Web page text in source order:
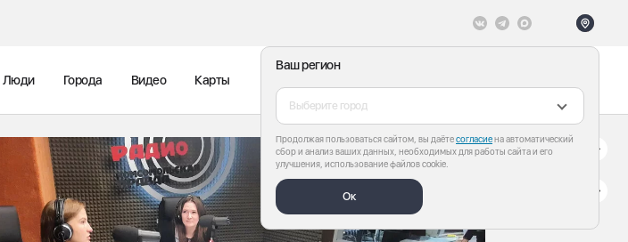
Ваш регион
Выберите город
Продолжая пользоваться сайтом, вы даётесогласиена автоматический
сбор и анализ ваших данных, необходимых для работы сайта и его
улучшения, использование файлов cookie.
Ок
Люди Города Видео Карты